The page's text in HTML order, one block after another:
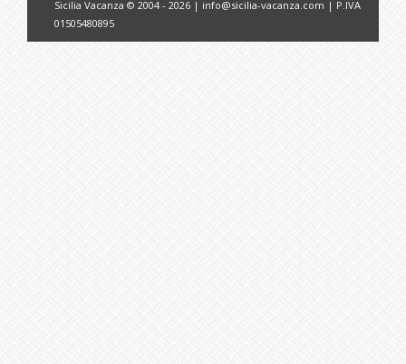
Sicilia Vacanza © 2004 - 2026 | info@sicilia-vacanza.com | P.IVA
01505480895